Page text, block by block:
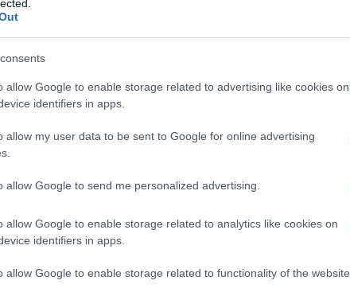
allow Google to enable storage related to advertising like cookies on
identifiers in apps.
allow my user data to be sent to Google for online advertising
allow Google to send me personalized advertising.
allow Google to enable storage related to analytics like cookies on
identifiers in apps.
allow Google to enable storage related to functionality of the website
significativo avvenuto nel
con la retrocessione di6posizioni in
pilota.
e contesto disciplinare
che, sebbene la frustrazione post-
un contatto fisico rivolto al
il principio di rispetto verso gli ufficiali
condotta per la sicurezza dell’evento. In
come un’azione pregiudizievole
la sanzione anche come deterrente